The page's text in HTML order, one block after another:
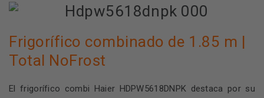
Frigorífico combinado de 1.85 m |
Total NoFrost
El frigorífico combi Haier HDPW5618DNPK destaca por su